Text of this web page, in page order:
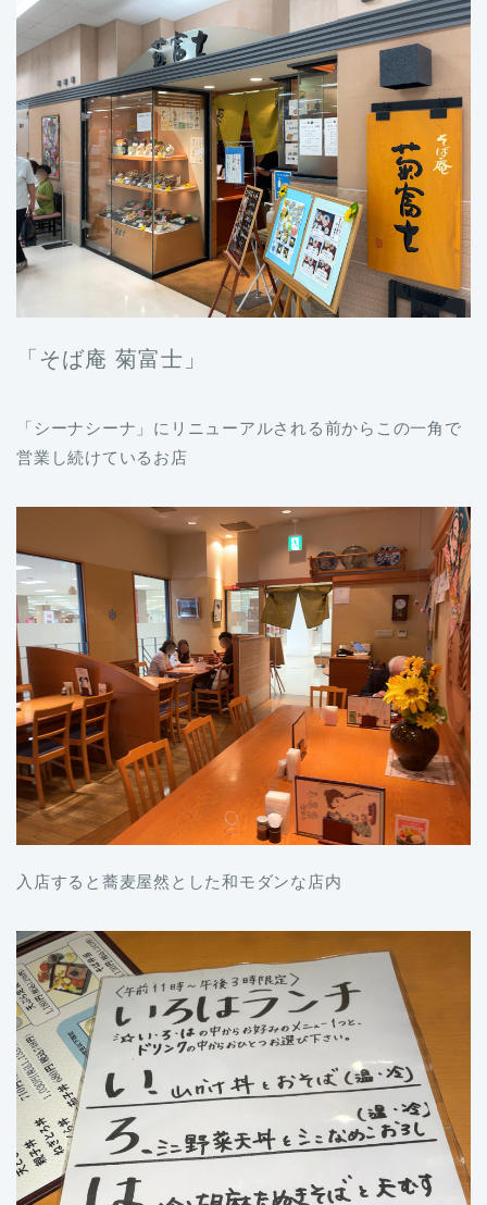
「そば庵 菊富士」
「シーナシーナ」にリニューアルされる前からこの一角で
営業し続けているお店
入店すると蕎麦屋然とした和モダンな店内